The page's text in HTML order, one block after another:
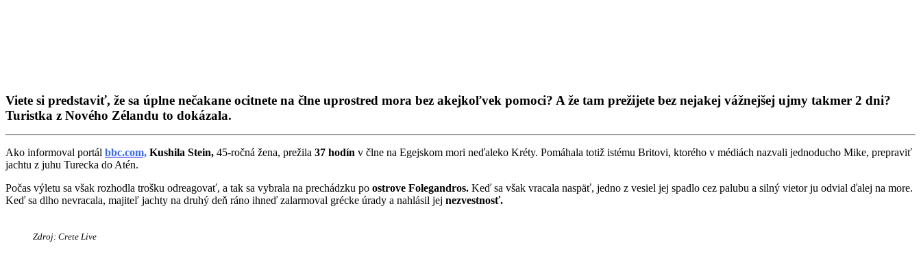
Viete si predstaviť, že sa úplne nečakane ocitnete na člne uprostred mora bez akejkoľvek pomoci? A že tam prežijete bez nejakej vážnejšej ujmy takmer 2 dni?
Turistka z Nového Zélandu to dokázala.
Ako informoval portál bbc.com, Kushila Stein, 45-ročná žena, prežila 37 hodín v člne na Egejskom mori neďaleko Kréty. Pomáhala totiž istému Britovi, ktorého v médiách nazvali jednoducho Mike, prepraviť
jachtu z juhu Turecka do Atén.
Počas výletu sa však rozhodla trošku odreagovať, a tak sa vybrala na prechádzku po ostrove Folegandros. Keď sa však vracala naspäť, jedno z vesiel jej spadlo cez palubu a silný vietor ju odvial ďalej na more.
Keď sa dlho nevracala, majiteľ jachty na druhý deň ráno ihneď zalarmoval grécke úrady a nahlásil jej nezvestnosť.
Zdroj: Crete Live